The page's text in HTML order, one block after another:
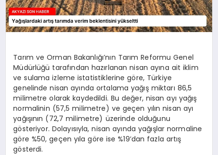
Tarım ve Orman Bakanlığı’nın Tarım Reformu Genel
Müdürlüğü tarafından hazırlanan nisan ayına ait iklim
ve sulama izleme istatistiklerine göre, Türkiye
genelinde nisan ayında ortalama yağış miktarı 86,5
milimetre olarak kaydedildi. Bu değer, nisan ayı yağış
normalinin (57,5 milimetre) ve geçen yılın nisan ayı
yağışının (72,7 milimetre) üzerinde olduğunu
gösteriyor. Dolayısıyla, nisan ayında yağışlar normaline
göre %50, geçen yıla göre ise %19’dan fazla artış
gösterdi.